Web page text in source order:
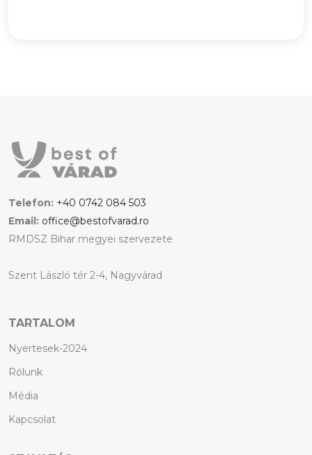
Telefon: +40 0742 084 503
Email: office@bestofvarad.ro
RMDSZ Bihar megyei szervezete
Szent László tér 2-4, Nagyvárad
TARTALOM
Nyertesek-2024
Rólunk
Média
Kapcsolat